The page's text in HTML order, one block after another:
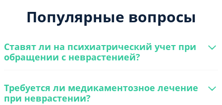
Популярные вопросы
Ставят ли на психиатрический учет при
обращении с неврастенией?
Требуется ли медикаментозное лечение
при неврастении?